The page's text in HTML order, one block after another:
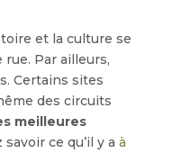
et la culture se
Par ailleurs,
Certains sites
des circuits
meilleures
ce qu’il y a à